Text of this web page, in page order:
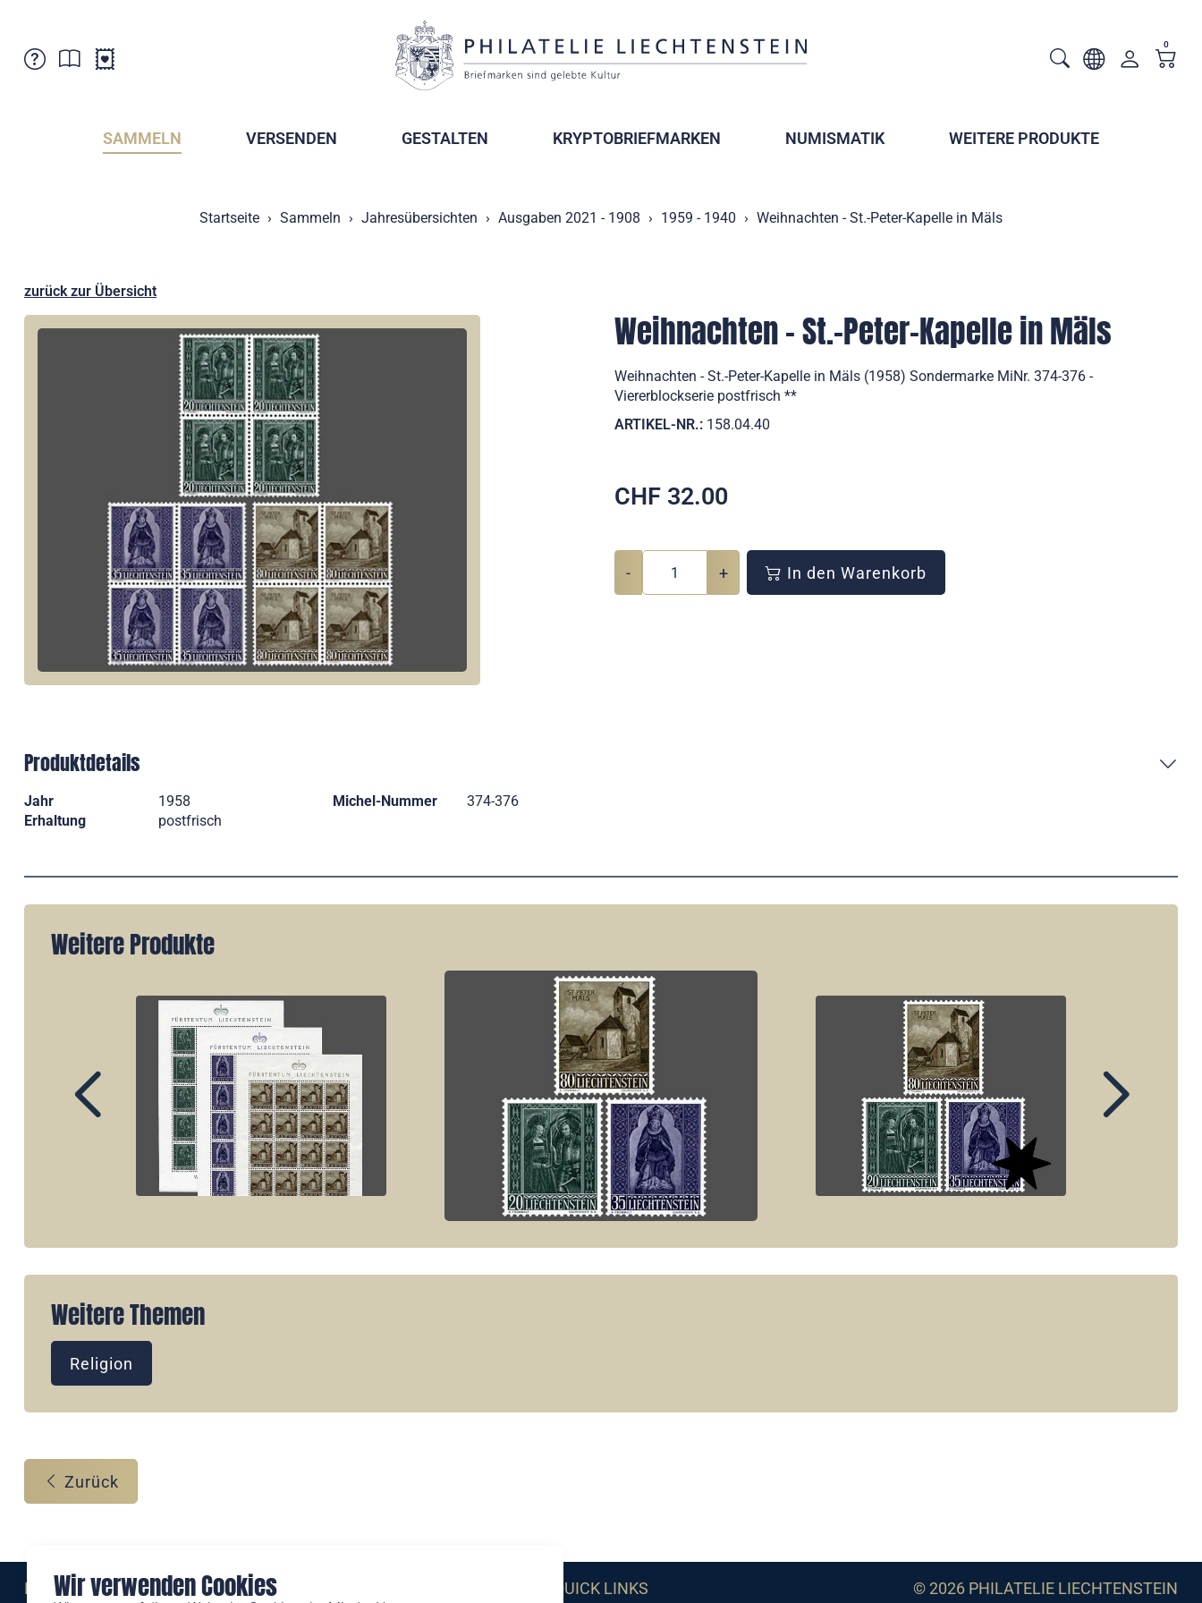
Wir verwenden Cookies
Verkaufsstellen
Postcrossing
Abonnemente
0
SAMMELN VERSENDEN GESTALTEN KRYPTOBRIEFMARKEN NUMISMATIK WEITERE PRODUKTE
Startseite Sammeln Jahresübersichten Ausgaben 2021 - 1908 1959 - 1940 Weihnachten - St.-Peter-Kapelle in Mäls
zurück zur Übersicht
Weihnachten - St.-Peter-Kapelle in Mäls
Weihnachten - St.-Peter-Kapelle in Mäls (1958) Sondermarke MiNr. 374-376 -
Viererblockserie postfrisch **
ARTIKEL-NR.: 158.04.40
CHF 32.00
- + In den Warenkorb
Produktdetails
Jahr 1958 Michel-Nummer
374-376
Erhaltung
postfrisch
Weitere Produkte
Weitere Themen
Religion
Zurück
Eine Marke der QUICK LINKS © 2026 PHILATELIE LIECHTENSTEIN